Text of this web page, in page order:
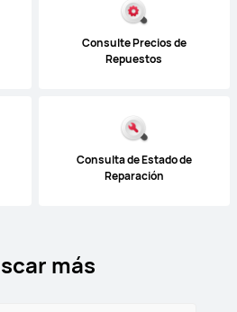
Consulte Precios de
Repuestos
Consulta de Estado de
Reparación
más